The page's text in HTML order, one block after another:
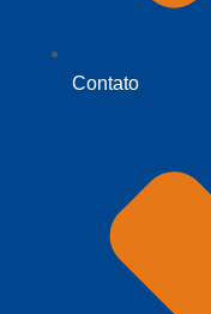
Contato